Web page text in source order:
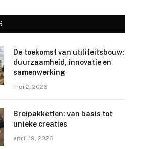
De toekomst van utiliteitsbouw:
duurzaamheid, innovatie en
samenwerking
mei 2, 2026
Breipakketten: van basis tot
unieke creaties
april 19, 2026